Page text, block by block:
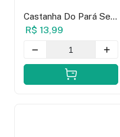
Castanha Do Pará Sem
Casca Em Pedaços -
100g
R$ 13,99